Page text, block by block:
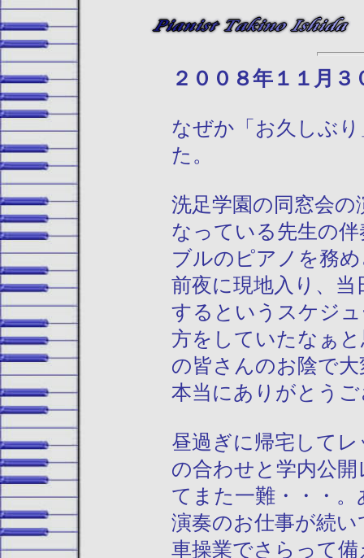
２００８年１
なぜか「お久しぶ
た。
洗足学園の同窓会
なっている先生の
ブルのピアノを務
前夜に現地入り、
するというスケジ
方をしていたなぁ
の皆さんのお陰で
本当にありがとう
昼過ぎに帰宅して
の合わせと学内公
てまた一難・・・
演奏のお仕事が続
車操業でさらって